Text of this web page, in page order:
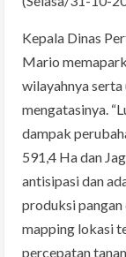
Kepala Dinas
Mario
wilayahnya
mengatasinya.
dampak
591,4 Ha dan
antisipasi dan
produksi
mapping lokasi
percepatan